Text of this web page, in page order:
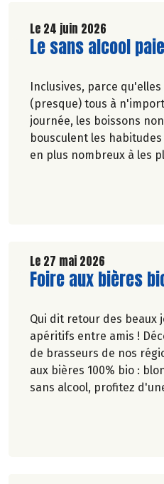
Le 24 juin 2026
Lire la suite de
Le sans alcool
Inclusives, parce
(presque) tous à
journée, les boissons
bousculent les
en plus nombreux à les
Le 27 mai 2026
Lire la suite de
Foire aux bières
Qui dit retour des beaux
apéritifs entre amis !
de brasseurs de nos
aux bières 100% bio :
sans alcool, profitez